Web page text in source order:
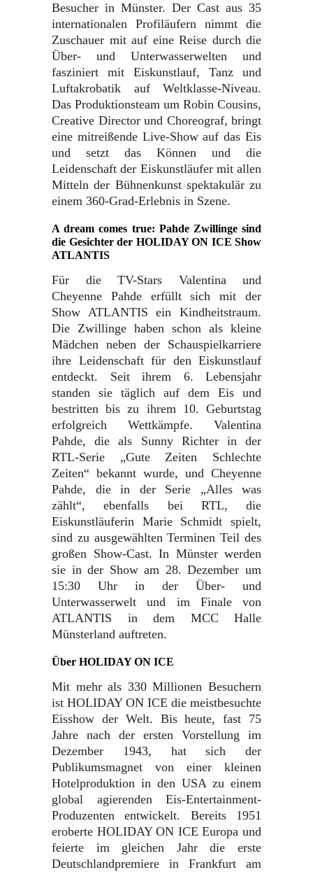
Besucher in Münster. Der Cast aus 35
internationalen Profiläufern nimmt die
Zuschauer mit auf eine Reise durch die
Über- und Unterwasserwelten und
fasziniert mit Eiskunstlauf, Tanz und
Luftakrobatik auf Weltklasse-Niveau.
Das Produktionsteam um Robin Cousins,
Creative Director und Choreograf, bringt
eine mitreißende Live-Show auf das Eis
und setzt das Können und die
Leidenschaft der Eiskunstläufer mit allen
Mitteln der Bühnenkunst spektakulär zu
einem 360-Grad-Erlebnis in Szene.
A dream comes true: Pahde Zwillinge sind
die Gesichter der HOLIDAY ON ICE Show
ATLANTIS
Für die TV-Stars Valentina und
Cheyenne Pahde erfüllt sich mit der
Show ATLANTIS ein Kindheitstraum.
Die Zwillinge haben schon als kleine
Mädchen neben der Schauspielkarriere
ihre Leidenschaft für den Eiskunstlauf
entdeckt. Seit ihrem 6. Lebensjahr
standen sie täglich auf dem Eis und
bestritten bis zu ihrem 10. Geburtstag
erfolgreich Wettkämpfe. Valentina
Pahde, die als Sunny Richter in der
RTL-Serie „Gute Zeiten Schlechte
Zeiten“ bekannt wurde, und Cheyenne
Pahde, die in der Serie „Alles was
zählt“, ebenfalls bei RTL, die
Eiskunstläuferin Marie Schmidt spielt,
sind zu ausgewählten Terminen Teil des
großen Show-Cast. In Münster werden
sie in der Show am 28. Dezember um
15:30 Uhr in der Über- und
Unterwasserwelt und im Finale von
ATLANTIS in dem MCC Halle
Münsterland auftreten.
Über HOLIDAY ON ICE
Mit mehr als 330 Millionen Besuchern
ist HOLIDAY ON ICE die meistbesuchte
Eisshow der Welt. Bis heute, fast 75
Jahre nach der ersten Vorstellung im
Dezember 1943, hat sich der
Publikumsmagnet von einer kleinen
Hotelproduktion in den USA zu einem
global agierenden Eis-Entertainment-
Produzenten entwickelt. Bereits 1951
eroberte HOLIDAY ON ICE Europa und
feierte im gleichen Jahr die erste
Deutschlandpremiere in Frankfurt am